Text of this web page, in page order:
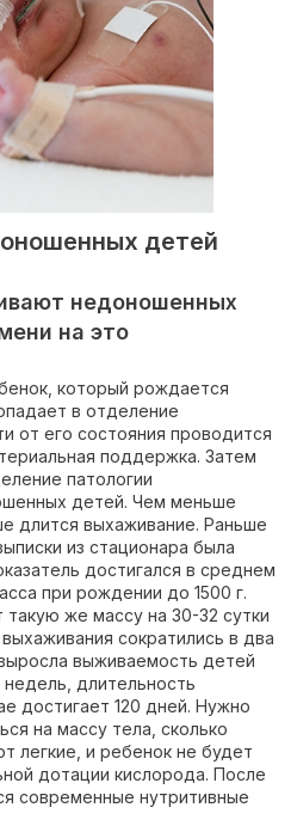
детей
недоношенных
на это
который рождается
в отделение
от его состояния проводится
поддержка. Затем
патологии
детей. Чем меньше
длится выхаживание. Раньше
из стационара была
достигался в среднем
при рождении до 1500 г.
же массу на 30-32 сутки
сократились в два
выживаемость детей
длительность
достигает 120 дней. Нужно
на массу тела, сколько
легкие, и ребенок не будет
дотации кислорода. После
современные нутритивные